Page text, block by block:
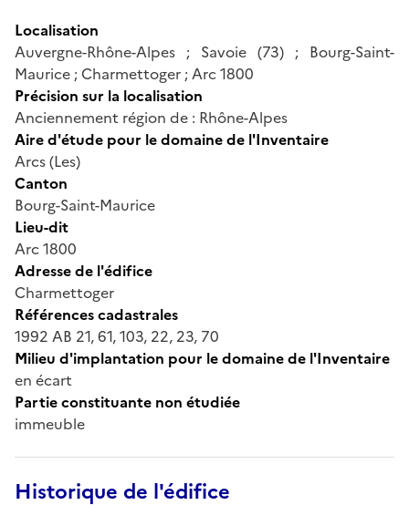
Localisation
Auvergne-Rhône-Alpes ; Savoie (73) ; Bourg-Saint-
Maurice ; Charmettoger ; Arc 1800
Précision sur la localisation
Anciennement région de : Rhône-Alpes
Aire d'étude pour le domaine de l'Inventaire
Arcs (Les)
Canton
Bourg-Saint-Maurice
Lieu-dit
Arc 1800
Adresse de l'édifice
Charmettoger
Références cadastrales
1992 AB 21, 61, 103, 22, 23, 70
Milieu d'implantation pour le domaine de l'Inventaire
en écart
Partie constituante non étudiée
immeuble
Historique de l'édifice